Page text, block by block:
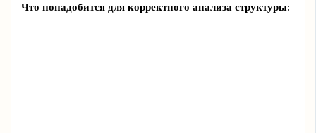
Что понадобится для корректного анализа структуры: